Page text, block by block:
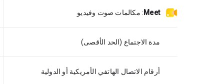
Meet
: مكالمات صوت وفيديو
مدة الاجتماع (الحد الأقصى)
أرقام الاتصال الهاتفي الأمريكية أو الدولية